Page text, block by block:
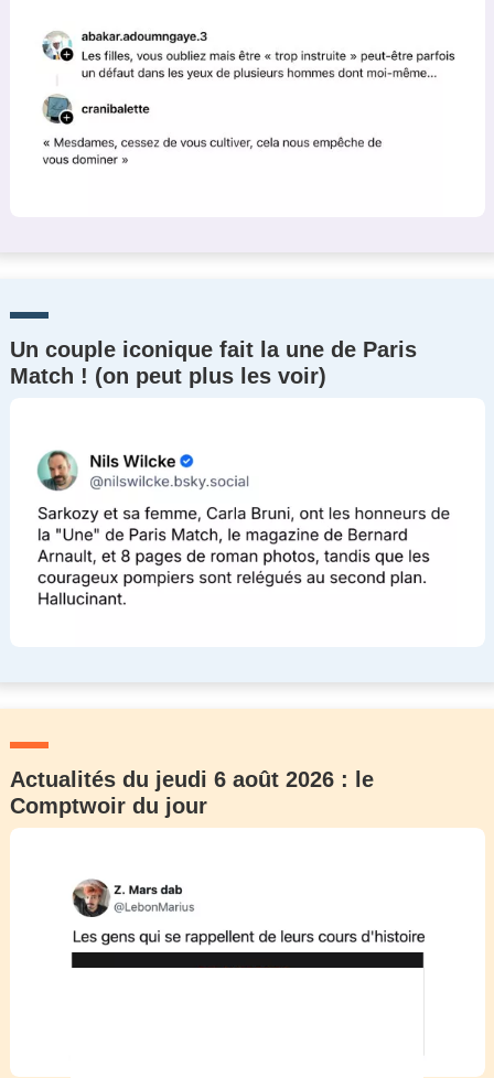
Un couple iconique fait la une de Paris
Match ! (on peut plus les voir)
Actualités du jeudi 6 août 2026 : le
Comptwoir du jour